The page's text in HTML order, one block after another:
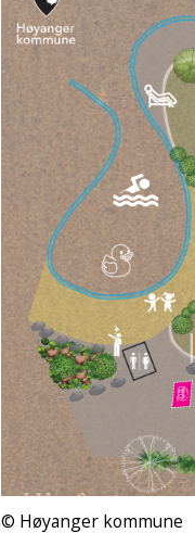
Høyanger kommune